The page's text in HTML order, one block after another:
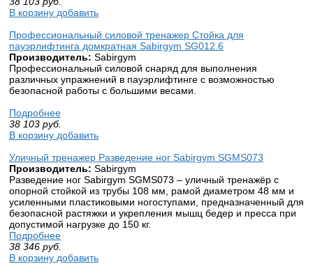
В корзину добавить
Профессиональный силовой тренажер Стойка для
пауэрлифтинга домкратная Sabirgym SG012.6
Производитель: Sabirgym
Профессиональный силовой снаряд для выполнения
различных упражнений в пауэрлифтинге с возможностью
безопасной работы с большими весами.
Подробнее
38 103 руб.
В корзину добавить
Уличный тренажер Разведение ног Sabirgym SGMS073
Производитель: Sabirgym
Разведение ног Sabirgym SGMS073 – уличный тренажёр с
опорной стойкой из трубы 108 мм, рамой диаметром 48 мм и
усиленными пластиковыми ногоступами, предназначенный для
безопасной растяжки и укрепления мышц бедер и пресса при
допустимой нагрузке до 150 кг.
Подробнее
38 346 руб.
В корзину добавить